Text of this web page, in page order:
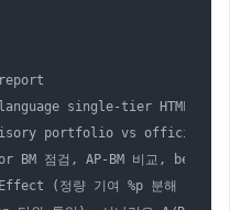
single-tier HTML
portfolio vs official
BM 점검, AP-BM 비교, beat-
(정량 기여 %p 분해 with